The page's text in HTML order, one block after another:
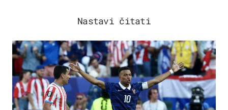
Nastavi čitati
SVJETSKO PRVENSTVO 2026